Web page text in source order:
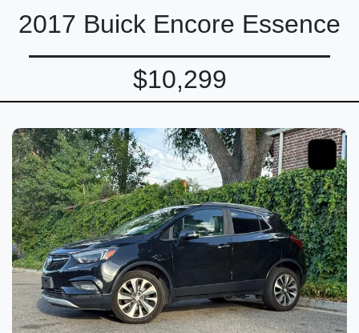
2017 Buick Encore Essence
$10,299